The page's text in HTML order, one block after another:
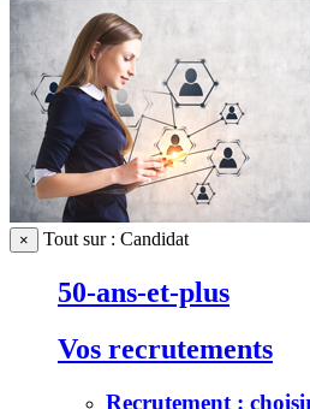
× Tout sur : Candidat
50-ans-et-plus
Vos recrutements
Recrutement :